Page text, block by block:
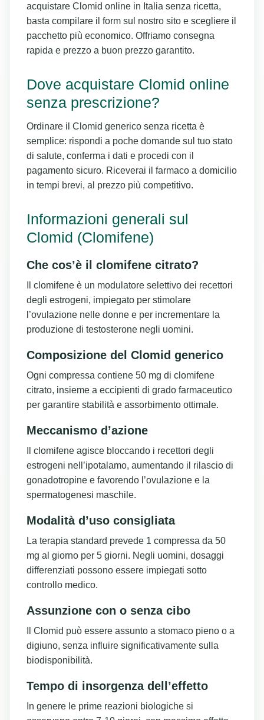
acquistare Clomid online in Italia senza ricetta,
basta compilare il form sul nostro sito e scegliere il
pacchetto più economico. Offriamo consegna
rapida e prezzo a buon prezzo garantito.
Dove acquistare Clomid online
senza prescrizione?
Ordinare il Clomid generico senza ricetta è
semplice: rispondi a poche domande sul tuo stato
di salute, conferma i dati e procedi con il
pagamento sicuro. Riceverai il farmaco a domicilio
in tempi brevi, al prezzo più competitivo.
Informazioni generali sul
Clomid (Clomifene)
Che cos’è il clomifene citrato?
Il clomifene è un modulatore selettivo dei recettori
degli estrogeni, impiegato per stimolare
l’ovulazione nelle donne e per incrementare la
produzione di testosterone negli uomini.
Composizione del Clomid generico
Ogni compressa contiene 50 mg di clomifene
citrato, insieme a eccipienti di grado farmaceutico
per garantire stabilità e assorbimento ottimale.
Meccanismo d’azione
Il clomifene agisce bloccando i recettori degli
estrogeni nell’ipotalamo, aumentando il rilascio di
gonadotropine e favorendo l’ovulazione e la
spermatogenesi maschile.
Modalità d’uso consigliata
La terapia standard prevede 1 compressa da 50
mg al giorno per 5 giorni. Negli uomini, dosaggi
differenziati possono essere impiegati sotto
controllo medico.
Assunzione con o senza cibo
Il Clomid può essere assunto a stomaco pieno o a
digiuno, senza influire significativamente sulla
biodisponibilità.
Tempo di insorgenza dell’effetto
In genere le prime reazioni biologiche si